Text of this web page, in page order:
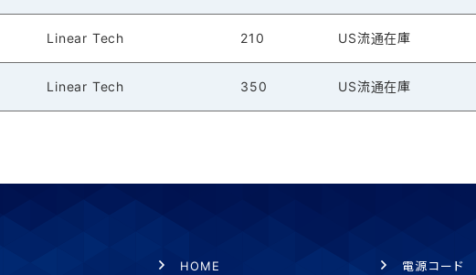
Linear Tech 210 US流通在庫
Linear Tech 350 US流通在庫
HOME 電源コード